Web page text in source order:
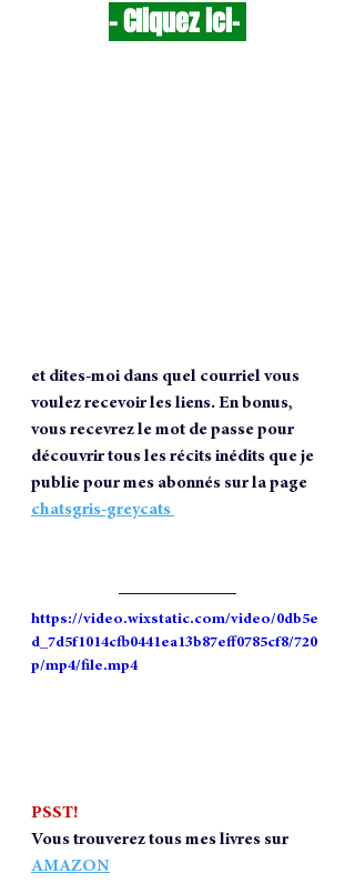
- Cliquez ici-
et dites-moi dans quel courriel vous
voulez recevoir les liens. En bonus,
vous recevrez le mot de passe pour
découvrir tous les récits inédits que je
publie pour mes abonnés sur la page
chatsgris-greycats
https://video.wixstatic.com/video/0db5e
d_7d5f1014cfb0441ea13b87eff0785cf8/720
p/mp4/file.mp4
PSST!
Vous trouverez tous mes livres sur
AMAZON